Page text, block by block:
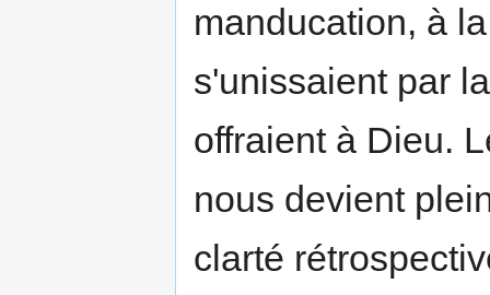
manducation, à
s'unissaient par
offraient à Dieu.
nous devient
clarté